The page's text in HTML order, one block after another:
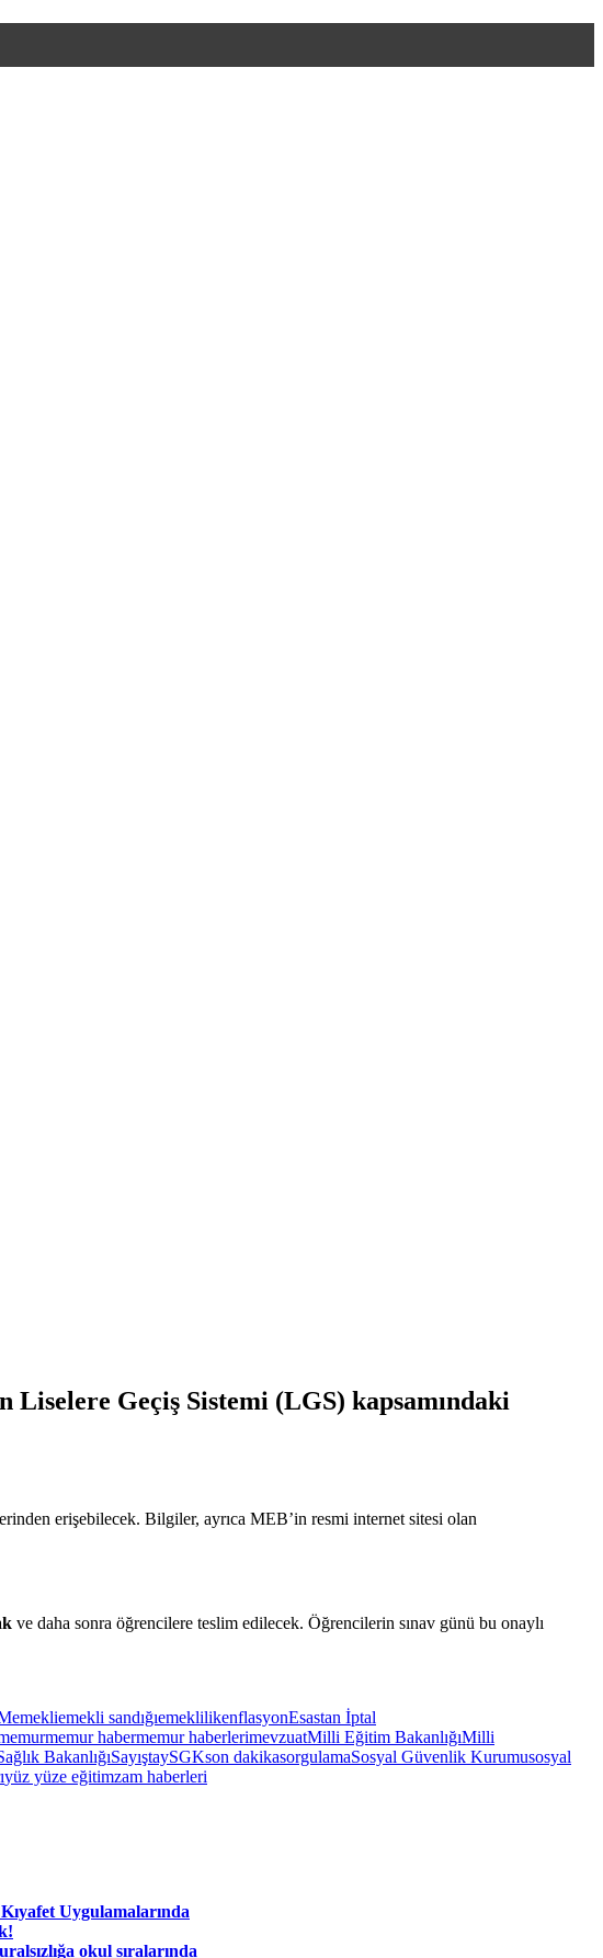
Geçiş Sistemi (LGS) kapsamındaki
erişebilecek. Bilgiler, ayrıca MEB’in resmi internet sitesi olan
ve daha sonra öğrencilere teslim edilecek. Öğrencilerin sınav günü bu onaylı
emekliemekli sandığıemeklilikenflasyonEsastan İptal
memur habermemur haberlerimevzuatMilli Eğitim BakanlığıMilli
BakanlığıSayıştaySGKson dakikasorgulamaSosyal Güvenlik Kurumusosyal
yüz yüze eğitimzam haberleri
Uygulamalarında
okul sıralarında